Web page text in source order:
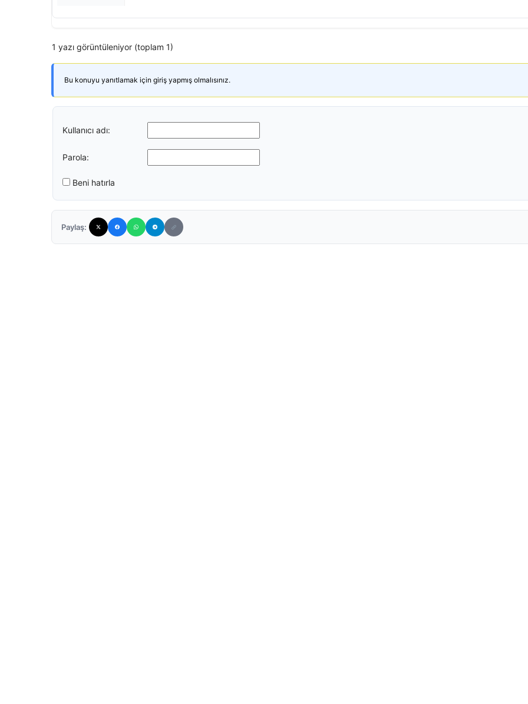
1 yazı görüntüleniyor (toplam 1)
Bu konuyu yanıtlamak için giriş yapmış olmalısınız.
Kullanıcı adı:
Parola:
Beni hatırla
Paylaş: